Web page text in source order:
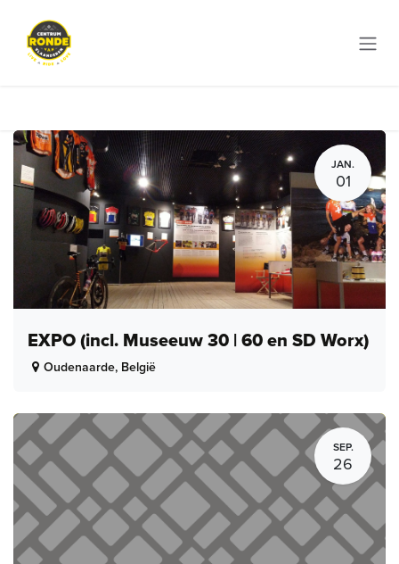
JAN.
01
EXPO (incl. Museeuw 30 | 60 en SD Worx)
Oudenaarde, België
SEP.
26